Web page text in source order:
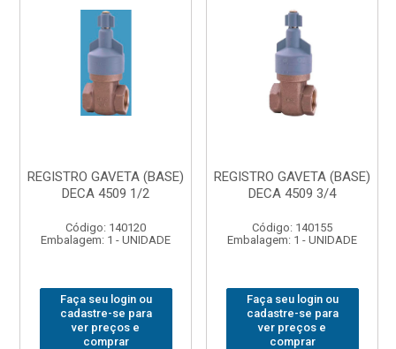
REGISTRO GAVETA (BASE)
DECA 4509 1/2
Código: 140120
Embalagem: 1 - UNIDADE
Faça seu login ou
cadastre-se para
ver preços e
comprar
REGISTRO GAVETA (BASE)
DECA 4509 3/4
Código: 140155
Embalagem: 1 - UNIDADE
Faça seu login ou
cadastre-se para
ver preços e
comprar